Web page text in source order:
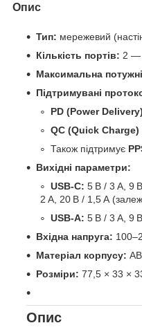
Опис
Тип: мережевий
Кількість портів: 2 —
Максимальна
Підтримувані
PD (Power Delivery)
QC (Quick Charge)
Також підтримує
Вихідні параметри:
USB‑C: 5 В / 3 А, 9
2 А, 20 В / 1,5 А
USB‑A: 5 В / 3 А, 9
Вхідна напруга:
Матеріал корпусу:
Розміри: 77,5 × 33 ×
Опис